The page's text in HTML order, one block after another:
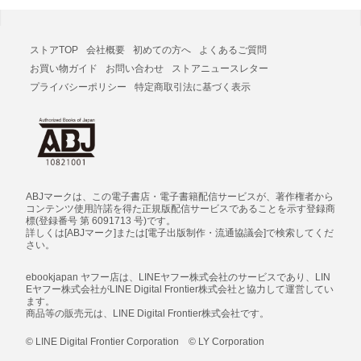
ストアTOP 会社概要 初めての方へ
よくあるご質問
お買い物ガイド
お問い合わせ
ストアニュースレター
プライバシーポリシー
特定商取引法に基づく表示
ABJマークは、この電子書店・電子書籍配信サービスが、著作権者から
コンテンツ使用許諾を得た正規版配信サービスであることを示す登録商
標(登録番号 第 6091713 号)です。
詳しくは[ABJマーク]または[電子出版制作・流通協議会]で検索してくだ
さい。
ebookjapan ヤフー店は、LINEヤフー株式会社のサービスであり、LIN
Eヤフー株式会社がLINE Digital Frontier株式会社と協力して運営してい
ます。
商品等の販売元は、LINE Digital Frontier株式会社です。
© LINE Digital Frontier Corporation © LY Corporation